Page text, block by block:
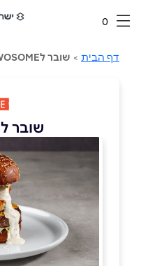
0
דף הבית > שובר לTWOSOME
שובר לTWOSOME